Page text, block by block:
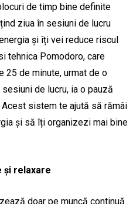
de timp bine definite
ziua în sesiuni de lucru
și îți vei reduce riscul
tehnica Pomodoro, care
25 de minute, urmat de o
de lucru, ia o pauză
sistem te ajută să rămâi
și să îți organizezi mai bine
și relaxare
doar pe muncă continuă.